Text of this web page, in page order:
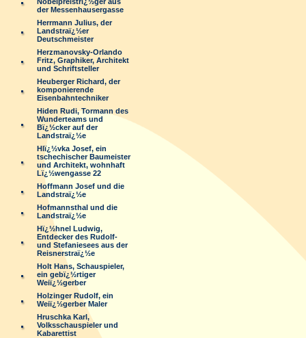
der Messenhausergasse
Herrmann Julius, der
Landstraï¿½er
Deutschmeister
Herzmanovsky-Orlando
Fritz, Graphiker, Architekt
und Schriftsteller
Heuberger Richard, der
komponierende
Eisenbahntechniker
Hiden Rudi, Tormann des
Wunderteams und
Bï¿½cker auf der
Landstraï¿½e
Hlï¿½vka Josef, ein
tschechischer Baumeister
und Architekt, wohnhaft
Lï¿½wengasse 22
Hoffmann Josef und die
Landstraï¿½e
Hofmannsthal und die
Landstraï¿½e
Hï¿½hnel Ludwig,
Entdecker des Rudolf-
und Stefaniesees aus der
Reisnerstraï¿½e
Holt Hans, Schauspieler,
ein gebï¿½rtiger
Weiï¿½gerber
Holzinger Rudolf, ein
Weiï¿½gerber Maler
Hruschka Karl,
Volksschauspieler und
Kabarettist